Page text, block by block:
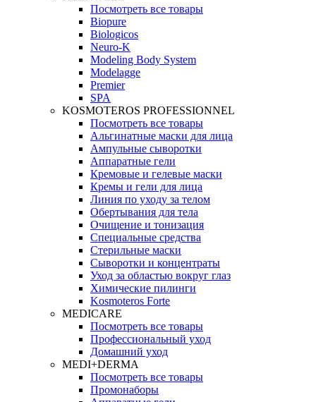
Посмотреть все товары
Biopure
Biologicos
Neuro‑K
Modeling Body System
Modelagge
Premier
SPA
KOSMOTEROS PROFESSIONNEL
Посмотреть все товары
Альгинатные маски для лица
Ампульные сыворотки
Аппаратные гели
Кремовые и гелевые маски
Кремы и гели для лица
Линия по уходу за телом
Обертывания для тела
Очищение и тонизация
Специальные средства
Стерильные маски
Сыворотки и концентраты
Уход за областью вокруг глаз
Химические пилинги
Kosmoteros Forte
MEDICARE
Посмотреть все товары
Профессиональный уход
Домашний уход
MEDI+DERMA
Посмотреть все товары
Промонаборы